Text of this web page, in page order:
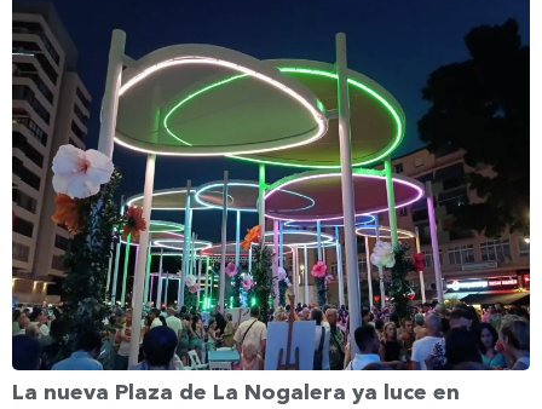
La nueva Plaza de La Nogalera ya luce en